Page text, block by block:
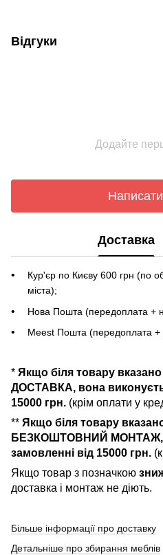
Відгуки
Додайте
Написати
Доставка
Кур'єр по Києву 600 грн (по
міста);
Нова Пошта (передоплата +
Meest Пошта (передоплата +
* Якщо біля товару
ДОСТАВКА, вона
15000 грн. (крім оплати у
** Якщо біля товару
БЕЗКОШТОВНИЙ МОНТАЖ,
замовленні від 15000 грн.
Якщо товар з позначкою
доставка і монтаж не діють.
Більше інформації про доставку
Детальніше про збирання меблів